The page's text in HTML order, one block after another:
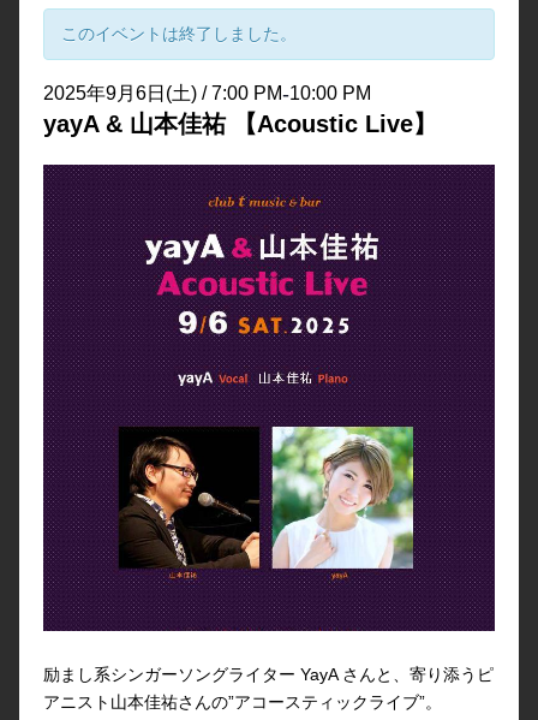
このイベントは終了しました。
2025年9月6日(土) / 7:00 PM-10:00 PM
yayA & 山本佳祐 【Acoustic Live】
励まし系シンガーソングライター YayA さんと、寄り添うピ
アニスト山本佳祐さんの”アコースティックライブ”。